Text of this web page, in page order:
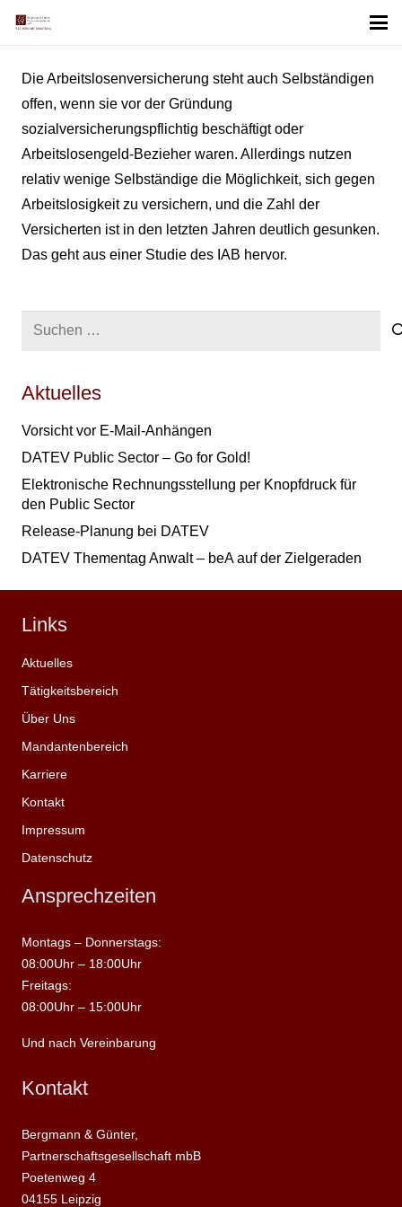
Die Arbeitslosenversicherung steht auch Selbständigen
offen, wenn sie vor der Gründung
sozialversicherungspflichtig beschäftigt oder
Arbeitslosengeld-Bezieher waren. Allerdings nutzen
relativ wenige Selbständige die Möglichkeit, sich gegen
Arbeitslosigkeit zu versichern, und die Zahl der
Versicherten ist in den letzten Jahren deutlich gesunken.
Das geht aus einer Studie des IAB hervor.
Suchen
Aktuelles
Vorsicht vor E-Mail-Anhängen
DATEV Public Sector – Go for Gold!
Elektronische Rechnungsstellung per Knopfdruck für
den Public Sector
Release-Planung bei DATEV
DATEV Thementag Anwalt – beA auf der Zielgeraden
Links
Aktuelles
Tätigkeitsbereich
Über Uns
Mandantenbereich
Karriere
Kontakt
Impressum
Datenschutz
Ansprechzeiten
Montags – Donnerstags:
08:00Uhr – 18:00Uhr
Freitags:
08:00Uhr – 15:00Uhr
Und nach Vereinbarung
Kontakt
Bergmann & Günter,
Partnerschaftsgesellschaft mbB
Poetenweg 4
04155 Leipzig